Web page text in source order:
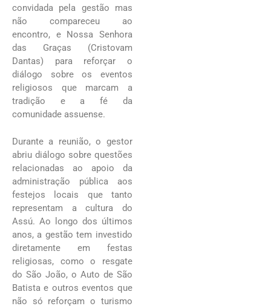
convidada pela gestão mas
não compareceu ao
encontro, e Nossa Senhora
das Graças (Cristovam
Dantas) para reforçar o
diálogo sobre os eventos
religiosos que marcam a
tradição e a fé da
comunidade assuense.
Durante a reunião, o gestor
abriu diálogo sobre questões
relacionadas ao apoio da
administração pública aos
festejos locais que tanto
representam a cultura do
Assú. Ao longo dos últimos
anos, a gestão tem investido
diretamente em festas
religiosas, como o resgate
do São João, o Auto de São
Batista e outros eventos que
não só reforçam o turismo